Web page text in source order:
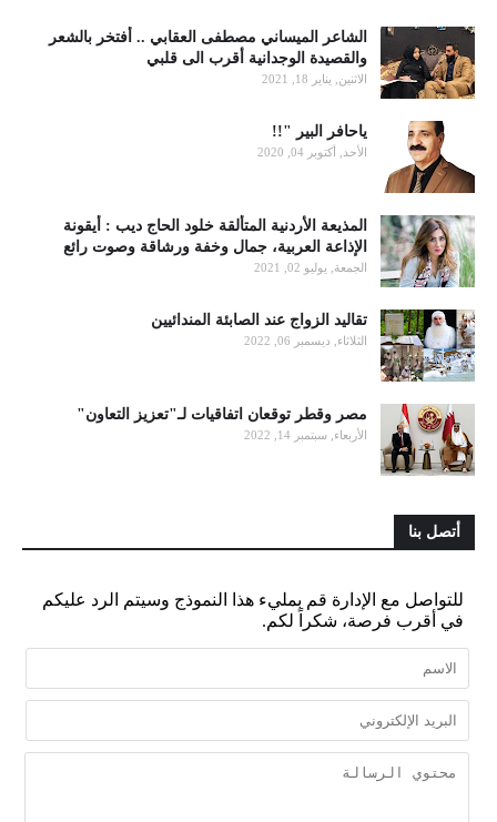
الشاعر الميساني مصطفى العقابي .. أفتخر بالشعر
والقصيدة الوجدانية أقرب الى قلبي
الاثنين, يناير 18, 2021
ياحافر البير "!!
الأحد, أكتوبر 04, 2020
المذيعة الأردنية المتألقة خلود الحاج ديب : أيقونة
الإذاعة العربية، جمال وخفة ورشاقة وصوت رائع
الجمعة, يوليو 02, 2021
تقاليد الزواج عند الصابئة المندائيين
الثلاثاء, ديسمبر 06, 2022
مصر وقطر توقعان اتفاقيات لـ"تعزيز التعاون"
الأربعاء, سبتمبر 14, 2022
أتصل بنا
للتواصل مع الإدارة قم بمليء هذا النموذج وسيتم الرد عليكم
في أقرب فرصة، شكراً لكم.